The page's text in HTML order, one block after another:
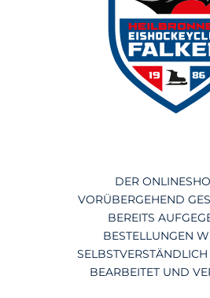
DER
VORÜBERGEHEND
BEREITS
BESTELLUNGEN
BEARBEITET UND